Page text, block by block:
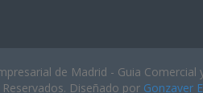
de Madrid - Guia Comercial
Diseñado por Gonzaver